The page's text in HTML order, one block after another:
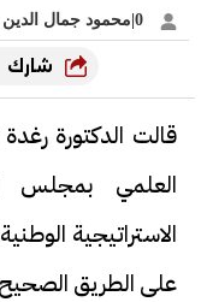
شارك
قالت الدكتورة
العلمي بمجلس
الاستراتيجية
على الطريق الصحيح